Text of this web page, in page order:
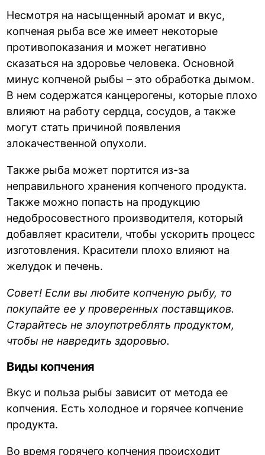
Несмотря на насыщенный аромат и вкус,
копченая рыба все же имеет некоторые
противопоказания и может негативно
сказаться на здоровье человека. Основной
минус копченой рыбы – это обработка дымом.
В нем содержатся канцерогены, которые плохо
влияют на работу сердца, сосудов, а также
могут стать причиной появления
злокачественной опухоли.
Также рыба может портится из-за
неправильного хранения копченого продукта.
Также можно попасть на продукцию
недобросовестного производителя, который
добавляет красители, чтобы ускорить процесс
изготовления. Красители плохо влияют на
желудок и печень.
Совет! Если вы любите копченую рыбу, то
покупайте ее у проверенных поставщиков.
Старайтесь не злоупотреблять продуктом,
чтобы не навредить здоровью.
Виды копчения
Вкус и польза рыбы зависит от метода ее
копчения. Есть холодное и горячее копчение
продукта.
Во время горячего копчения происходит